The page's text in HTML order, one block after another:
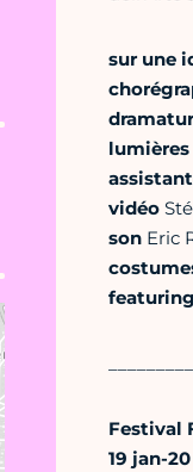
sur une
vidéo
son Eric
featuring
Festival
19 jan-